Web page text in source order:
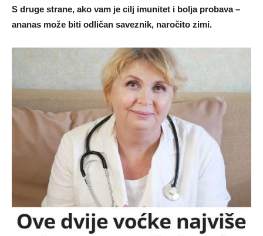
S druge strane, ako vam je cilj imunitet i bolja probava –
ananas može biti odličan saveznik, naročito zimi.